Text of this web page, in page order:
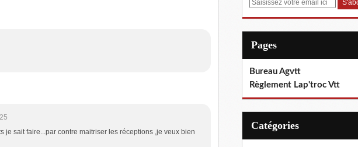
je sait faire...par contre maitriser les réceptions ,je veux bien
E
Pages
Bureau Agvtt
Règlement Lap'troc Vtt
Catégories